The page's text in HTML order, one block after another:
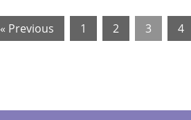
« Previous 1 2 3 4